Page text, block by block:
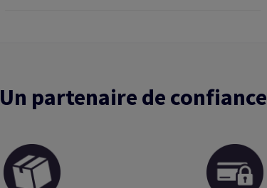
Un partenaire de confiance